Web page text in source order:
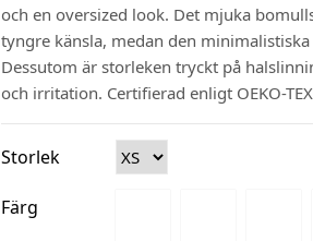
och en oversized look. Det mjuka
tyngre känsla, medan den
Dessutom är storleken tryckt på
och irritation. Certifierad enligt OEKO-
Storlek
Färg